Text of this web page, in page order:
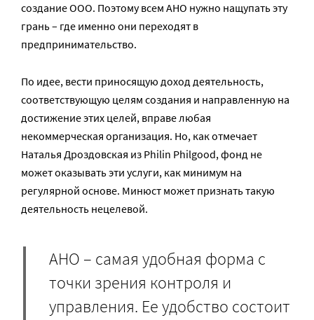
создание ООО. Поэтому всем АНО нужно нащупать эту
грань – где именно они переходят в
предпринимательство.
По идее, вести приносящую доход деятельность,
соответствующую целям создания и направленную на
достижение этих целей, вправе любая
некоммерческая организация. Но, как отмечает
Наталья Дроздовская из Philin Philgood, фонд не
может оказывать эти услуги, как минимум на
регулярной основе. Минюст может признать такую
деятельность нецелевой.
АНО – самая удобная форма с
точки зрения контроля и
управления. Ее удобство состоит